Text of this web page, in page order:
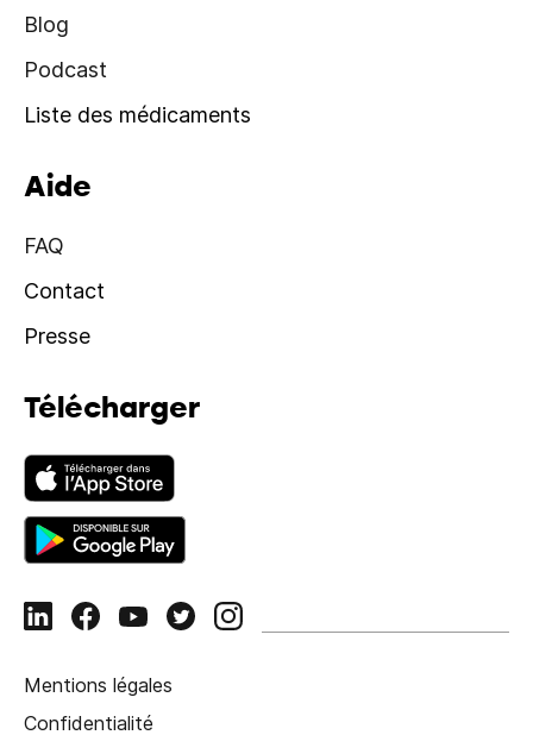
Blog
Podcast
Liste des médicaments
Aide
FAQ
Contact
Presse
Télécharger
Mentions légales
Confidentialité